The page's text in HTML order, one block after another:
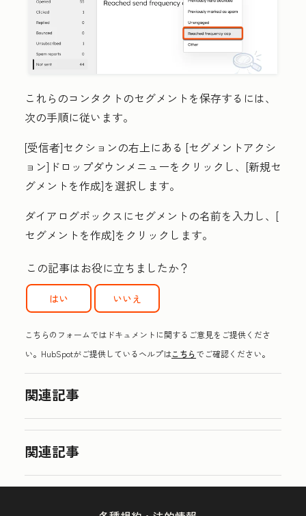
これらのコンタクトのセグメントを保存するには、
次の手順に従います。
[受信者]セクションの右上にある [セグメントアクシ
ョン]ドロップダウンメニューをクリックし、[新規セ
グメントを作成]を選択します。
ダイアログボックスにセグメントの名前を入力し、[
セグメントを作成]をクリックします。
この記事はお役に立ちましたか？
はい いいえ
こちらのフォームではドキュメントに関するご意見をご提供くださ
い。HubSpotがご提供しているヘルプはこちらでご確認ください。
関連記事
関連記事